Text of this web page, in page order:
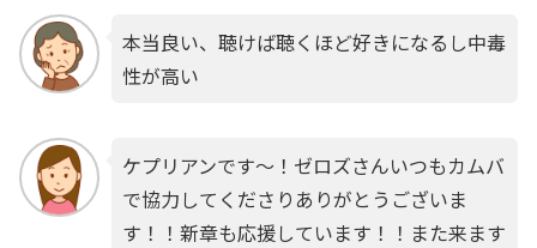
本当良い、聴けば聴くほど好きになるし中毒
性が高い
ケプリアンです〜！ゼロズさんいつもカムバ
で協力してくださりありがとうございま
す！！新章も応援しています！！また来ます